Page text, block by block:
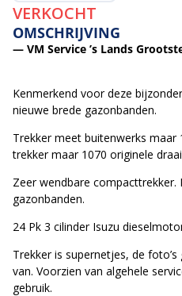
VERKOCHT
OMSCHRIJVING
— VM Service ’s Lands
Kenmerkend voor deze
nieuwe brede gazonbanden.
Trekker meet buitenwerks maar
trekker maar 1070 originele
Zeer wendbare compacttrekker.
gazonbanden.
24 Pk 3 cilinder Isuzu
Trekker is supernetjes, de
van. Voorzien van algehele
gebruik.